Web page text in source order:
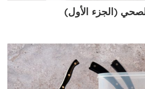
(الجزء الأول)